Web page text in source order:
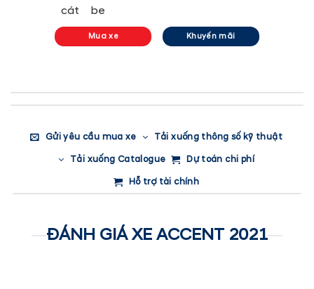
Mua xe Khuyến mãi
Gửi yêu cầu mua xe
Tải xuống thông số kỹ thuật
Tải xuống Catalogue
Dự toán chi phí
Hỗ trợ tài chính
ĐÁNH GIÁ XE ACCENT 2021